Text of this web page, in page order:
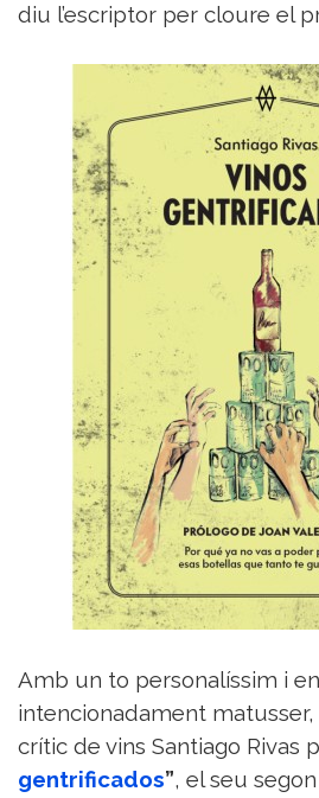
diu l’escriptor per cloure el
Amb un to personalíssim i
intencionadament
crític de vins Santiago Rivas
gentrificados”, el seu